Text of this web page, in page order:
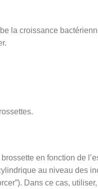
la croissance
en fonction de
au niveau des
Dans ce cas,